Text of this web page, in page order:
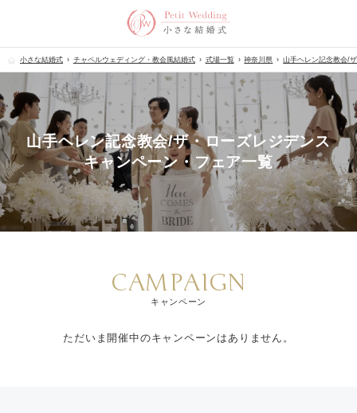
小さな結婚式 チャペルウェディング・教会風結婚式 式場一覧 神奈川県 山手ヘレン記念教会/
山手ヘレン記念教会/ザ・ローズレジデンス
キャンペーン・フェア一覧
CAMPAIGN
キャンペーン
ただいま開催中のキャンペーンはありません。